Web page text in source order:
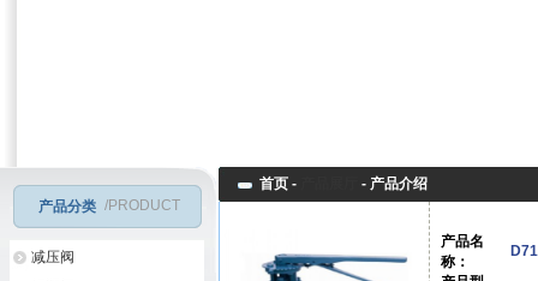
产品分类 /PRODUCT
减压阀
首页 - - 产品介绍
产品名
称：